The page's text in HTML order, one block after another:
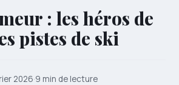
: les héros de
pistes de ski
2026·9 min de lecture